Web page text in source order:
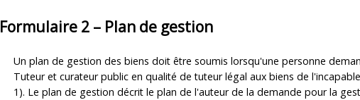
Formulaire 2 – Plan de gestion
du
produit
Un plan de gestion des biens doit être soumis lorsqu'une personne
Tuteur et curateur public en qualité de tuteur légal aux biens de
1). Le plan de gestion décrit le plan de l'auteur de la demande pour la